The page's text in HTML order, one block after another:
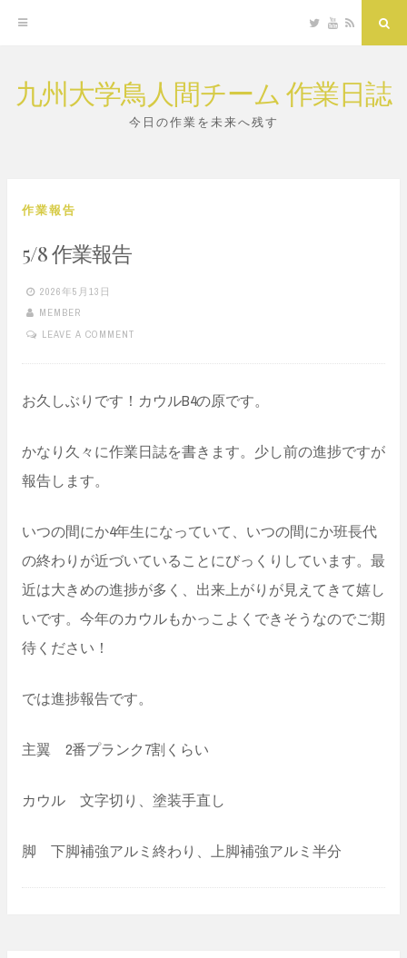
Skip
Twitter
YouTube
RSS
九州大学鳥人間チーム 作業日誌
今日の作業を未来へ残す
作業報告
5/8 作業報告
2026年5月13日
MEMBER
LEAVE A COMMENT
お久しぶりです！カウルB4の原です。
かなり久々に作業日誌を書きます。少し前の進捗ですが
報告します。
いつの間にか4年生になっていて、いつの間にか班長代
の終わりが近づいていることにびっくりしています。最
近は大きめの進捗が多く、出来上がりが見えてきて嬉し
いです。今年のカウルもかっこよくできそうなのでご期
待ください！
では進捗報告です。
主翼 2番プランク7割くらい
カウル 文字切り、塗装手直し
脚 下脚補強アルミ終わり、上脚補強アルミ半分